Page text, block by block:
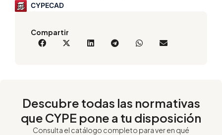
Compartir
CYPECAD
Descubre todas las normativas
que CYPE pone a tu disposición
Consulta el catálogo completo para ver en qué